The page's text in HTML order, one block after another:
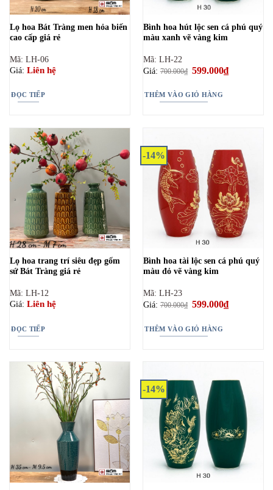
Lọ hoa Bát Tràng men hỏa biến
cao cấp giá rẻ
Mã: LH-06
Giá: Liên hệ
ĐỌC TIẾP
Bình hoa hút lộc sen cá phú quý
màu xanh vẽ vàng kim
Mã: LH-22
Giá:700.000₫ Giá
700.000₫.
599.000₫Giá
hiện
THÊM VÀO GIỎ HÀNG
Lọ hoa trang trí siêu đẹp gốm
sứ Bát Tràng giá rẻ
Mã: LH-12
Giá: Liên hệ
ĐỌC TIẾP
-14%
Bình hoa tài lộc sen cá phú quý
màu đỏ vẽ vàng kim
Mã: LH-23
Giá:700.000₫ Giá
700.000₫.
599.000₫Giá
hiện
THÊM VÀO GIỎ HÀNG
-14%